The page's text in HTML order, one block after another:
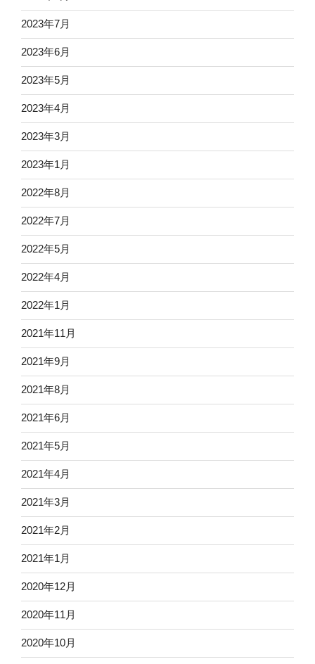
2023年7月
2023年6月
2023年5月
2023年4月
2023年3月
2023年1月
2022年8月
2022年7月
2022年5月
2022年4月
2022年1月
2021年11月
2021年9月
2021年8月
2021年6月
2021年5月
2021年4月
2021年3月
2021年2月
2021年1月
2020年12月
2020年11月
2020年10月